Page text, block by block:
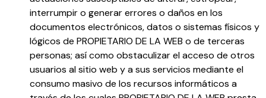
interrumpir o generar errores o daños en los
documentos electrónicos, datos o sistemas físicos y
lógicos de PROPIETARIO DE LA WEB o de terceras
personas; así como obstaculizar el acceso de otros
usuarios al sitio web y a sus servicios mediante el
consumo masivo de los recursos informáticos a